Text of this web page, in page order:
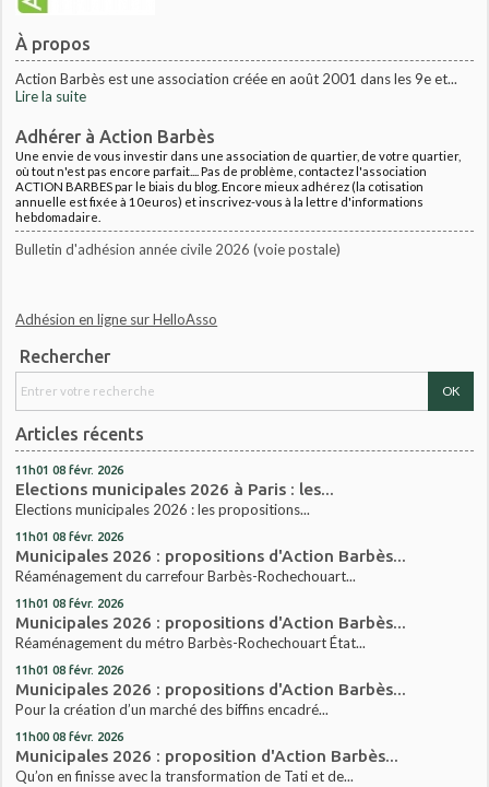
À propos
Action Barbès est une association créée en août 2001 dans les 9e et...
Lire la suite
Adhérer à Action Barbès
Une envie de vous investir dans une association de quartier, de votre quartier,
où tout n'est pas encore parfait.... Pas de problème, contactez l'association
ACTION BARBES par le biais du blog. Encore mieux adhérez (la cotisation
annuelle est fixée à 10euros) et inscrivez-vous à la lettre d'informations
hebdomadaire.
Bulletin d'adhésion année civile 2026 (voie postale)
Adhésion en ligne sur HelloAsso
Rechercher
Articles récents
11h01 08 févr. 2026
Elections municipales 2026 à Paris : les...
Elections municipales 2026 : les propositions...
11h01 08 févr. 2026
Municipales 2026 : propositions d'Action Barbès...
Réaménagement du carrefour Barbès-Rochechouart...
11h01 08 févr. 2026
Municipales 2026 : propositions d'Action Barbès...
Réaménagement du métro Barbès-Rochechouart État...
11h01 08 févr. 2026
Municipales 2026 : propositions d'Action Barbès...
Pour la création d’un marché des biffins encadré...
11h00 08 févr. 2026
Municipales 2026 : proposition d'Action Barbès...
Qu’on en finisse avec la transformation de Tati et de...